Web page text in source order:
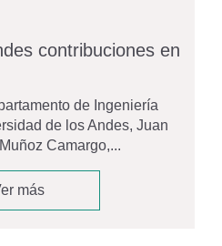
contribuciones en
de Ingeniería
de los Andes, Juan
Camargo,...
más